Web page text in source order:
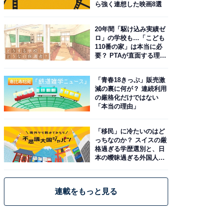
ら強く連想した映画8選
20年間「駆け込み実績ゼ
ロ」の学校も…「こども
110番の家」は本当に必
要？ PTAが直面する理想
「青春18きっぷ」販売激
減の裏に何が？ 連続利用
の厳格化だけではない
「本当の理由」
「移民」に冷たいのはど
っちなのか？ スイスの厳
格過ぎる学歴選別と、日
本の曖昧過ぎる外国人政
連載をもっと見る